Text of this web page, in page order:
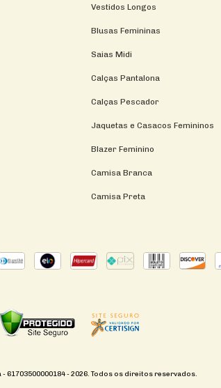
Vestidos Longos
Blusas Femininas
Saias Midi
Calças Pantalona
Calças Pescador
Jaquetas e Casacos Femininos
Blazer Feminino
Camisa Branca
Camisa Preta
- 61703500000184 - 2026. Todos os direitos reservados.